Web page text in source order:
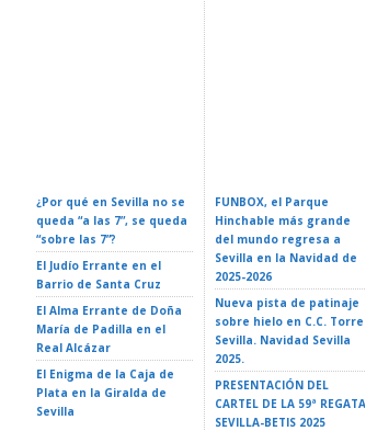
¿Por qué en Sevilla no se
queda “a las 7”, se queda
“sobre las 7”?
El Judío Errante en el
Barrio de Santa Cruz
El Alma Errante de Doña
María de Padilla en el
Real Alcázar
El Enigma de la Caja de
Plata en la Giralda de
Sevilla
FUNBOX, el Parque
Hinchable más grande
del mundo regresa a
Sevilla en la Navidad de
2025-2026
Nueva pista de patinaje
sobre hielo en C.C. Torre
Sevilla. Navidad Sevilla
2025.
PRESENTACIÓN DEL
CARTEL DE LA 59ª REGATA
SEVILLA-BETIS 2025